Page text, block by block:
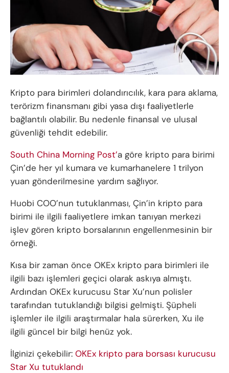
Kripto para birimleri dolandırıcılık, kara para aklama,
terörizm finansmanı gibi yasa dışı faaliyetlerle
bağlantılı olabilir. Bu nedenle finansal ve ulusal
güvenliği tehdit edebilir.
South China Morning Post’a göre kripto para birimi
Çin’de her yıl kumara ve kumarhanelere 1 trilyon
yuan gönderilmesine yardım sağlıyor.
Huobi COO’nun tutuklanması, Çin’in kripto para
birimi ile ilgili faaliyetlere imkan tanıyan merkezi
işlev gören kripto borsalarının engellenmesinin bir
örneği.
Kısa bir zaman önce OKEx kripto para birimleri ile
ilgili bazı işlemleri geçici olarak askıya almıştı.
Ardından OKEx kurucusu Star Xu’nun polisler
tarafından tutuklandığı bilgisi gelmişti. Şüpheli
işlemler ile ilgili araştırmalar hala sürerken, Xu ile
ilgili güncel bir bilgi henüz yok.
İlginizi çekebilir: OKEx kripto para borsası kurucusu
Star Xu tutuklandı